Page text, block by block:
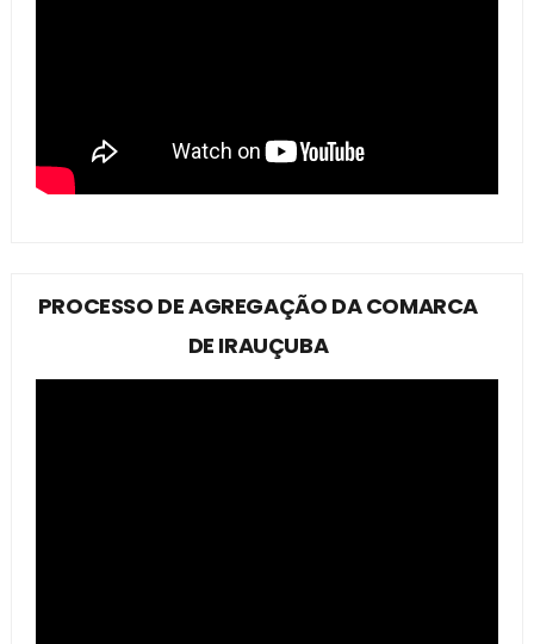
PROCESSO DE AGREGAÇÃO DA COMARCA
DE IRAUÇUBA